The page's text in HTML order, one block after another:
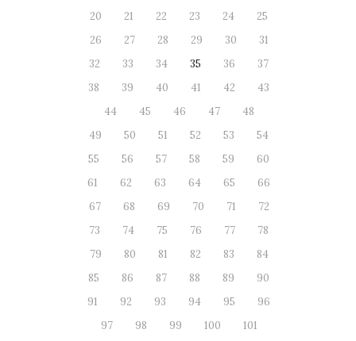
20
21 22 23 24
25
26
27 28 29 30
31
32
33 34 35 36
37
38
39 40 41 42
43
44
45 46 47
48
49
50 51 52 53
54
55
56 57 58 59
60
61
62 63 64 65
66
67
68 69 70 71
72
73
74 75 76 77
78
79
80 81 82 83
84
85
86 87 88 89
90
91
92 93 94 95
96
97
98 99 100
101